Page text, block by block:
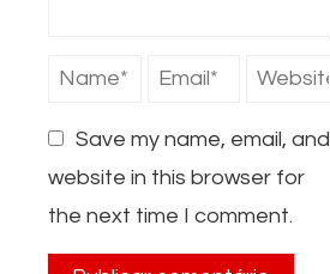
Save my name, email, and
website in this browser for
the next time I comment.